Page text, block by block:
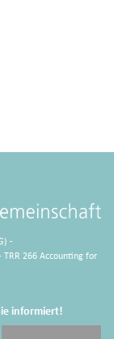
-
TRR 266 Accounting for
informiert!